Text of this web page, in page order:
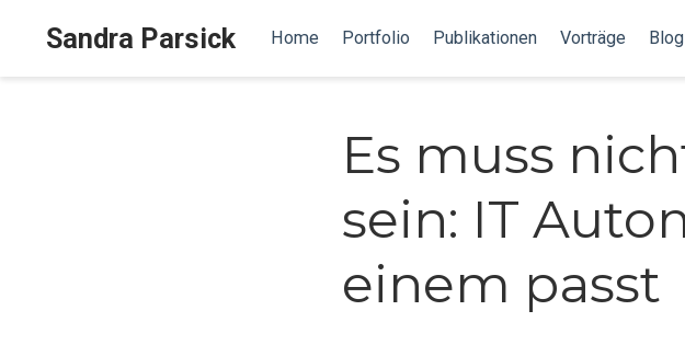
Sandra Parsick Home Portfolio Publikationen Vorträge Blog
Es muss
sein: IT
einem passt